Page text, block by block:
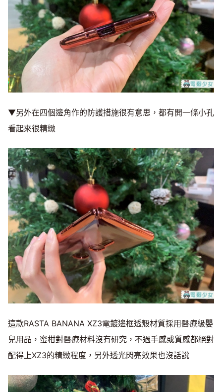
▼另外在四個邊角作的防護措施很有意思，都有開一條小孔
看起來很精緻
這款RASTA BANANA XZ3電鍍邊框透殼材質採用醫療級嬰
兒用品，蜜柑對醫療材料沒有研究，不過手感或質感都絕對
配得上XZ3的精緻程度，另外透光閃亮效果也沒話說